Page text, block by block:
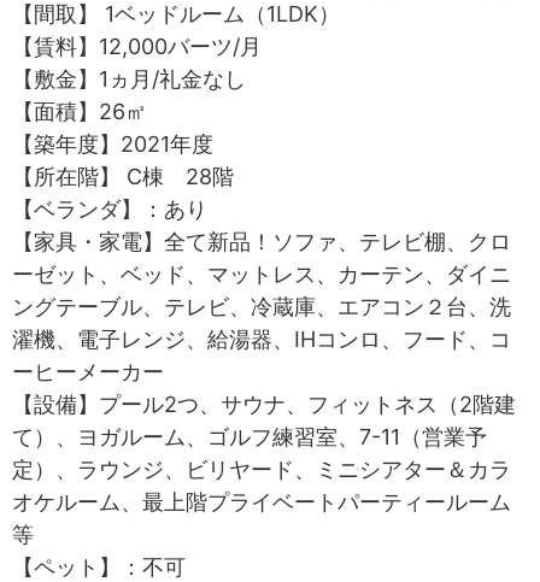
【間取】 1ベッドルーム（1LDK）
【賃料】12,000バーツ/月
【敷金】1ヵ月/礼金なし
【面積】26㎡
【築年度】2021年度
【所在階】 C棟 28階
【ベランダ】：あり
【家具・家電】全て新品！ソファ、テレビ棚、クロ
ーゼット、ベッド、マットレス、カーテン、ダイニ
ングテーブル、テレビ、冷蔵庫、エアコン２台、洗
濯機、電子レンジ、給湯器、IHコンロ、フード、コ
ーヒーメーカー
【設備】プール2つ、サウナ、フィットネス（2階建
て）、ヨガルーム、ゴルフ練習室、7-11（営業予
定）、ラウンジ、ビリヤード、ミニシアター＆カラ
オケルーム、最上階プライベートパーティールーム
等
【ペット】：不可